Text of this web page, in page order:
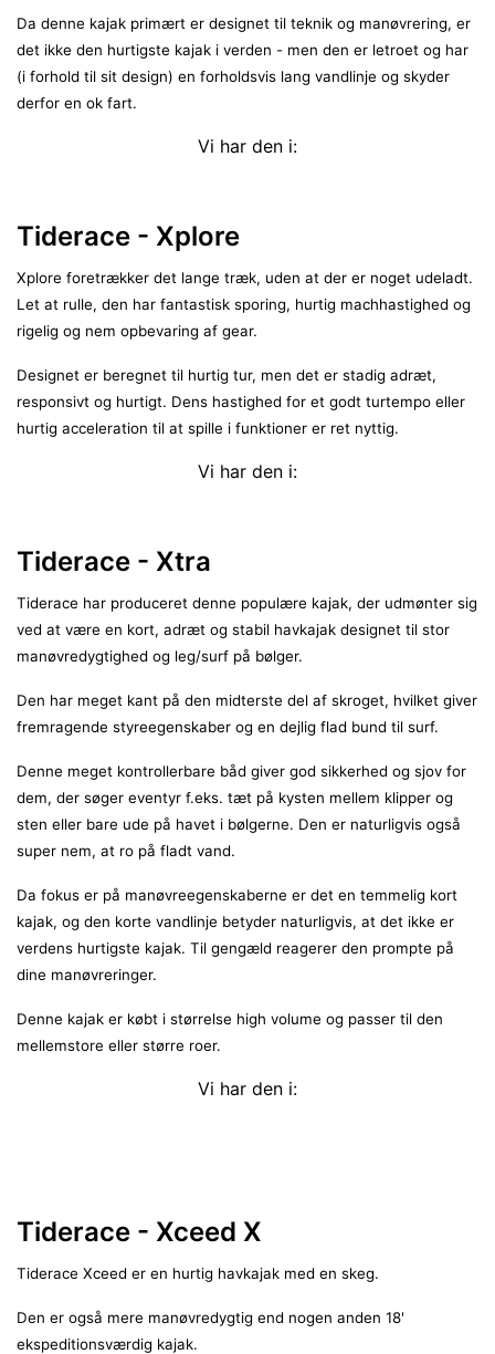
Da denne kajak primært er designet til teknik og manøvrering, er
det ikke den hurtigste kajak i verden - men den er letroet og har
(i forhold til sit design) en forholdsvis lang vandlinje og skyder
derfor en ok fart.
Vi har den i:
Tiderace - Xplore
Xplore foretrækker det lange træk, uden at der er noget udeladt.
Let at rulle, den har fantastisk sporing, hurtig machhastighed og
rigelig og nem opbevaring af gear.
Designet er beregnet til hurtig tur, men det er stadig adræt,
responsivt og hurtigt. Dens hastighed for et godt turtempo eller
hurtig acceleration til at spille i funktioner er ret nyttig.
Vi har den i:
Tiderace - Xtra
Tiderace har produceret denne populære kajak, der udmønter sig
ved at være en kort, adræt og stabil havkajak designet til stor
manøvredygtighed og leg/surf på bølger.
Den har meget kant på den midterste del af skroget, hvilket giver
fremragende styreegenskaber og en dejlig flad bund til surf.
Denne meget kontrollerbare båd giver god sikkerhed og sjov for
dem, der søger eventyr f.eks. tæt på kysten mellem klipper og
sten eller bare ude på havet i bølgerne. Den er naturligvis også
super nem, at ro på fladt vand.
Da fokus er på manøvreegenskaberne er det en temmelig kort
kajak, og den korte vandlinje betyder naturligvis, at det ikke er
verdens hurtigste kajak. Til gengæld reagerer den prompte på
dine manøvreringer.
Denne kajak er købt i størrelse high volume og passer til den
mellemstore eller større roer.
Vi har den i:
Tiderace - Xceed X
Tiderace Xceed er en hurtig havkajak med en skeg.
Den er også mere manøvredygtig end nogen anden 18'
ekspeditionsværdig kajak.